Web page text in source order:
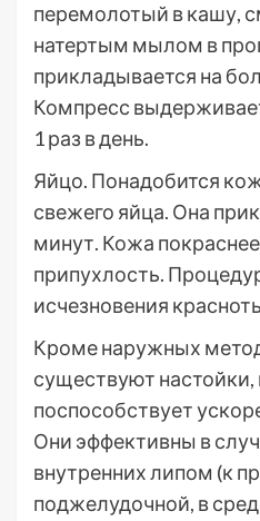
перемолотый в кашу,
натертым мылом в
прикладывается на
Компресс
1 раз в день.
Яйцо. Понадобится
свежего яйца. Она
минут. Кожа
припухлость.
исчезновения
Кроме наружных
существуют
поспособствует
Они эффективны в
внутренних липом (к
поджелудочной, в